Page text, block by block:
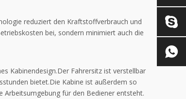
reduziert den Kraftstoffverbrauch und
bei, sondern minimiert auch die
Kabinendesign.Der Fahrersitz ist verstellbar
bietet.Die Kabine ist außerdem so
Arbeitsumgebung für den Bediener entsteht.